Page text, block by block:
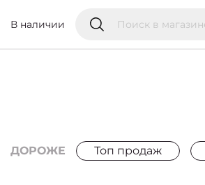
В наличии
ДОРОЖЕ Топ продаж